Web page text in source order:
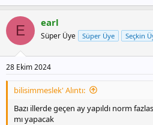
E earl
Süper Üye Süper Üye Seçkin
28 Ekim 2024
bilisimmeslek' Alıntı:
Bazı illerde geçen ay yapıldı norm
mı yapacak